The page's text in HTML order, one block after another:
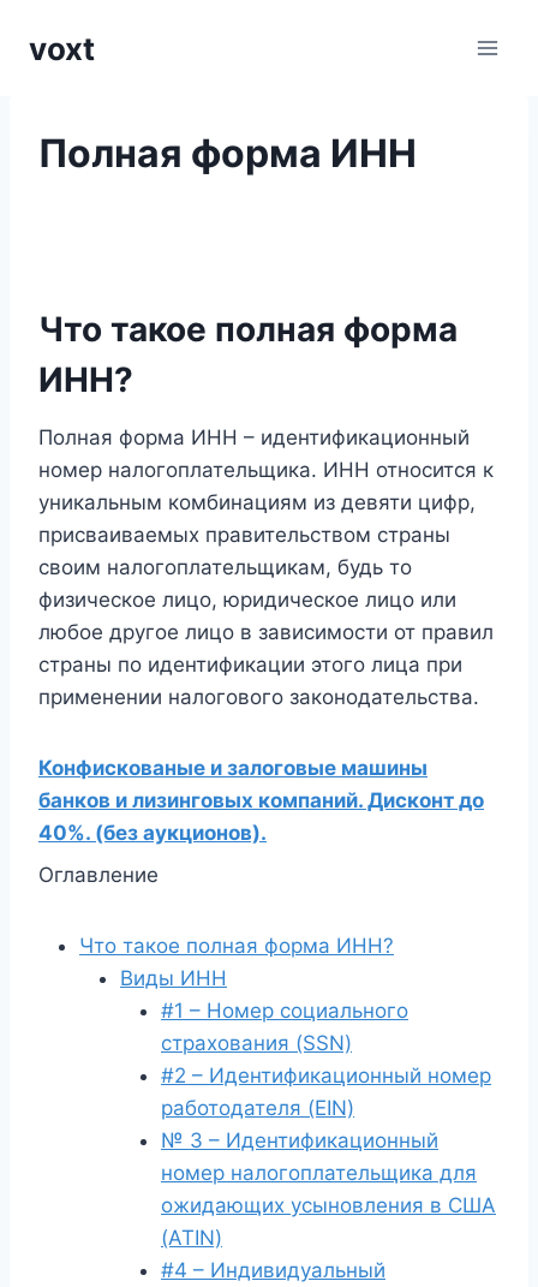
voxt
Полная форма ИНН
Что такое полная форма
ИНН?
Полная форма ИНН – идентификационный
номер налогоплательщика. ИНН относится к
уникальным комбинациям из девяти цифр,
присваиваемых правительством страны
своим налогоплательщикам, будь то
физическое лицо, юридическое лицо или
любое другое лицо в зависимости от правил
страны по идентификации этого лица при
применении налогового законодательства.
Конфискованые и залоговые машины
банков и лизинговых компаний. Дисконт до
40%. (без аукционов).
Оглавление
Что такое полная форма ИНН?
Виды ИНН
#1 – Номер социального
страхования (SSN)
#2 – Идентификационный номер
работодателя (EIN)
№ 3 – Идентификационный
номер налогоплательщика для
ожидающих усыновления в США
(ATIN)
#4 – Индивидуальный